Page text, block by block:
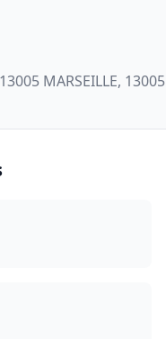
MARSEILLE,